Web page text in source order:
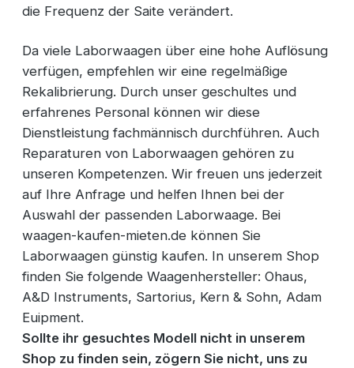
die Frequenz der Saite verändert.
Da viele Laborwaagen über eine hohe Auflösung
verfügen, empfehlen wir eine regelmäßige
Rekalibrierung. Durch unser geschultes und
erfahrenes Personal können wir diese
Dienstleistung fachmännisch durchführen. Auch
Reparaturen von Laborwaagen gehören zu
unseren Kompetenzen. Wir freuen uns jederzeit
auf Ihre Anfrage und helfen Ihnen bei der
Auswahl der passenden Laborwaage. Bei
waagen-kaufen-mieten.de können Sie
Laborwaagen günstig kaufen. In unserem Shop
finden Sie folgende Waagenhersteller: Ohaus,
A&D Instruments, Sartorius, Kern & Sohn, Adam
Euipment.
Sollte ihr gesuchtes Modell nicht in unserem
Shop zu finden sein, zögern Sie nicht, uns zu